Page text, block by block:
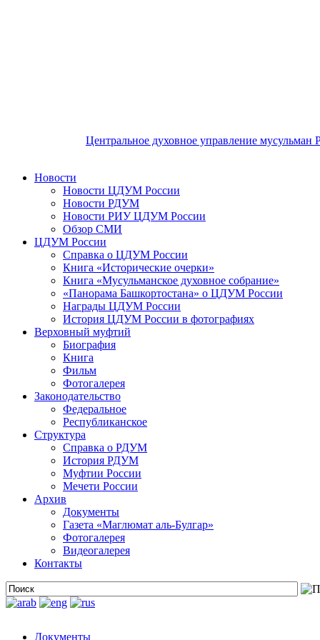
Центральное духовное управление мусульман
Новости
Новости ЦДУМ России
Новости РДУМ
Новости РИУ ЦДУМ России
Обзор СМИ
ЦДУМ России
Справка о ЦДУМ России
Книга «Исторические очерки»
Книга «Мусульманское духовное собрание»
«Панорама Башкортостана» о ЦДУМ России
Награды ЦДУМ России
История ЦДУМ России в фотографиях
Верховный муфтий
Биография
Книга
Фильм
Фотогалерея
Законодательство
Федеральное
Республиканское
Структура
Справка о РДУМ
История РДУМ
Муфтии России
Мечети России
Архив
Документы
Газета «Маглюмат аль-Булгар»
Фотогалерея
Видеогалерея
Контакты
Документы